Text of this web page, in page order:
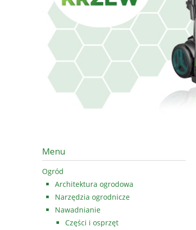
Menu
Ogród
Architektura ogrodowa
Narzędzia ogrodnicze
Nawadnianie
Części i osprzęt